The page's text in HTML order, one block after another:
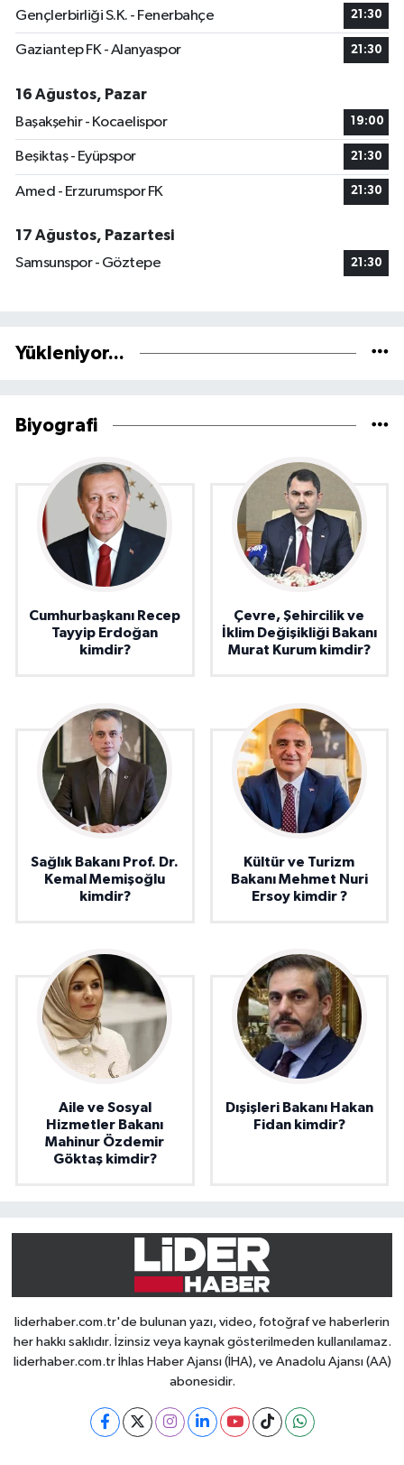
Gençlerbirliği S.K. - Fenerbahçe 21:30
Gaziantep FK - Alanyaspor 21:30
16 Ağustos, Pazar
Başakşehir - Kocaelispor
19:00
Beşiktaş - Eyüpspor 21:30
Amed - Erzurumspor FK 21:30
17 Ağustos, Pazartesi
Samsunspor - Göztepe
21:30
Yükleniyor...
Biyografi
Cumhurbaşkanı Recep
Tayyip Erdoğan
kimdir?
Çevre, Şehircilik ve
İklim Değişikliği Bakanı
Murat Kurum kimdir?
Sağlık Bakanı Prof. Dr.
Kemal Memişoğlu
kimdir?
Kültür ve Turizm
Bakanı Mehmet Nuri
Ersoy kimdir ?
Aile ve Sosyal
Hizmetler Bakanı
Mahinur Özdemir
Göktaş kimdir?
Dışişleri Bakanı Hakan
Fidan kimdir?
liderhaber.com.tr'de bulunan yazı, video, fotoğraf ve haberlerin
her hakkı saklıdır. İzinsiz veya kaynak gösterilmeden kullanılamaz.
liderhaber.com.tr İhlas Haber Ajansı (İHA), ve Anadolu Ajansı (AA)
abonesidir.